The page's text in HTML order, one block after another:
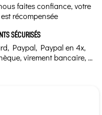
faites confiance, votre
récompensée
SÉCURISÉS
Paypal, Paypal en 4x,
virement bancaire, ...